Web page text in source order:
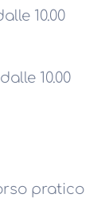
10.00
10.00
pratico